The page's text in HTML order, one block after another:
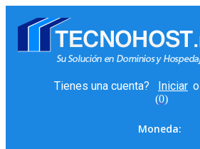
Tienes una cuenta? Iniciar o
(0)
Moneda: